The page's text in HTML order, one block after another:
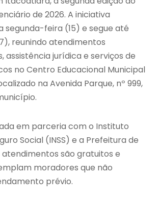
de 2026. A iniciativa
segunda-feira (15) e segue até
reunindo atendimentos
assistência jurídica e serviços de
no Centro Educacional Municipal
na Avenida Parque, nº 999,
em parceria com o Instituto
Social (INSS) e a Prefeitura de
são gratuitos e
moradores que não
prévio.